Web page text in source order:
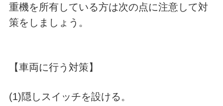
重機を所有している方は次の点に注意して対
策をしましょう。
【車両に行う対策】
(1)隠しスイッチを設ける。